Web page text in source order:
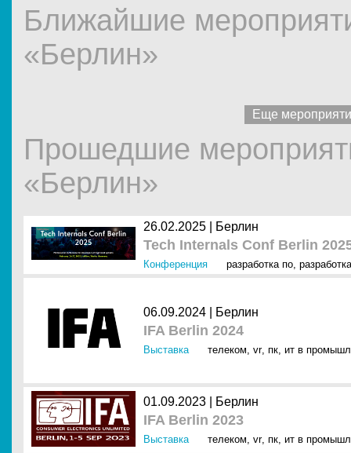
Ближайшие
«Берлин»
Еще
Прошедшие
«Берлин»
26.02.2025 | Берлин
Tech Internals Conf Berlin
Конференция разработка по,
06.09.2024 | Берлин
IFA Berlin 2024
Выставка телеком, vr, пк, ит в
01.09.2023 | Берлин
IFA Berlin 2023
Выставка телеком, vr, пк, ит в